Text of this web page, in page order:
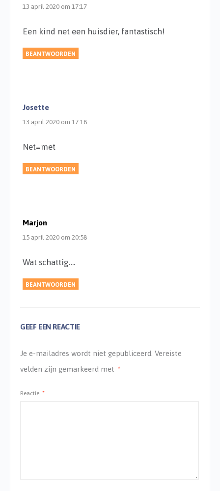
13 april 2020 om 17:17
Een kind net een huisdier, fantastisch!
BEANTWOORDEN
Josette
13 april 2020 om 17:18
Net=met
BEANTWOORDEN
Marjon
15 april 2020 om 20:58
Wat schattig….
BEANTWOORDEN
GEEF EEN REACTIE
Je e-mailadres wordt niet gepubliceerd. Vereiste
velden zijn gemarkeerd met *
Reactie *